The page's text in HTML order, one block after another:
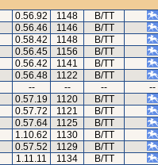
0.56.92 1148
B/TT
0.56.46 1146
B/TT
0.58.42 1148
B/TT
0.56.45 1156
B/TT
0.56.42 1141
B/TT
0.56.48 1122
B/TT
-- -- --
--
0.57.19 1120
B/TT
0.57.72 1121
B/TT
0.57.64 1125
B/TT
1.10.62 1130
B/TT
0.57.52 1129
B/TT
1.11.11 1134
B/TT